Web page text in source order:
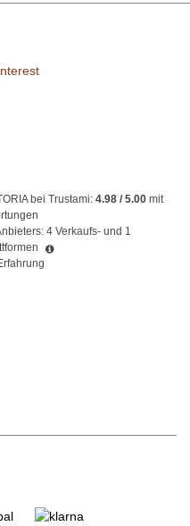
bei Trustami: 4.98 / 5.00mit
4 Verkaufs- und 1